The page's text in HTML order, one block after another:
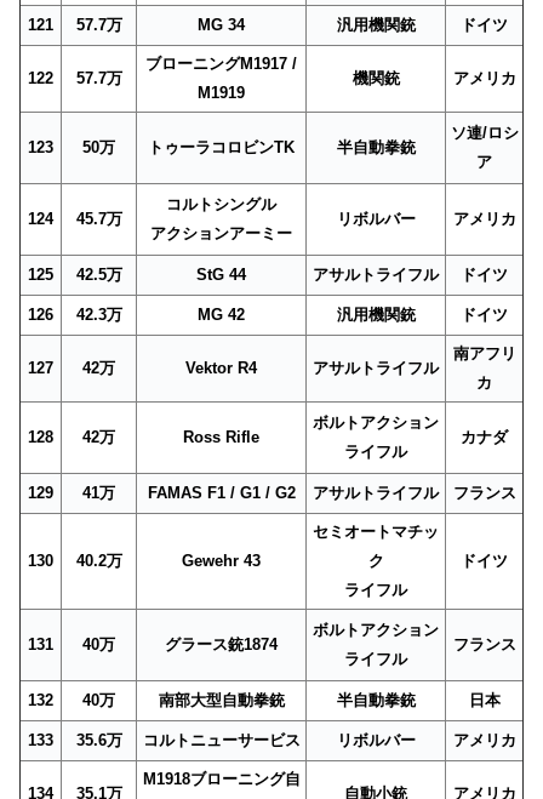
121 57.7万 MG 34 汎用機関銃 ドイツ
122 57.7万
ブローニングM1917 /
M1919
機関銃 アメリカ
123 50万 トゥーラコロビンTK 半自動拳銃
ソ連/ロシ
ア
124 45.7万
コルトシングル
アクションアーミー
リボルバー アメリカ
125 42.5万 StG 44 アサルトライフル ドイツ
126 42.3万 MG 42 汎用機関銃 ドイツ
127 42万 Vektor R4 アサルトライフル
南アフリ
カ
128 42万 Ross Rifle
ボルトアクション
ライフル
カナダ
129 41万 FAMAS F1 / G1 / G2 アサルトライフル フランス
130 40.2万 Gewehr 43
セミオートマチッ
ク
ライフル
ドイツ
131 40万 グラース銃1874
ボルトアクション
ライフル
フランス
132 40万 南部大型自動拳銃 半自動拳銃 日本
133 35.6万 コルトニューサービス リボルバー アメリカ
134 35.1万
M1918ブローニング自
自動小銃 アメリカ